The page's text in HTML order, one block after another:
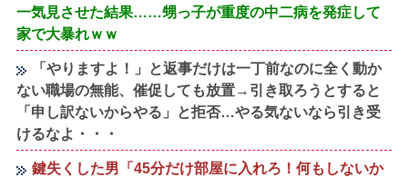
一気見させた結果……甥っ子が重度の中二病を発症して
家で大暴れｗｗ
「やりますよ！」と返事だけは一丁前なのに全く動か
ない職場の無能、催促しても放置→引き取ろうとすると
「申し訳ないからやる」と拒否…やる気ないなら引き受
けるなよ・・・
鍵失くした男「45分だけ部屋に入れろ！何もしないか